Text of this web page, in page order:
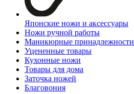
Японские ножи и аксессуары
Ножи ручной работы
Маникюрные принадлежности
Уцененные товары
Кухонные ножи
Товары для дома
Заточка ножей
Благовония